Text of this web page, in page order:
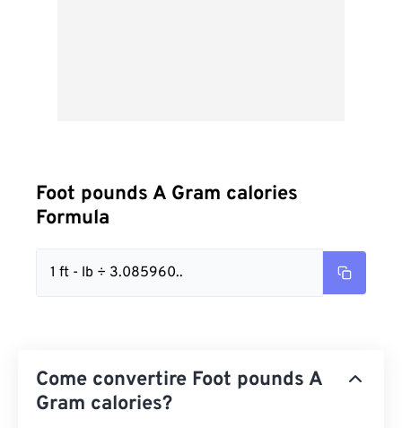
Foot pounds A Gram calories
Formula
1 ft - lb ÷ 3.085960..
Come convertire Foot pounds A
Gram calories?